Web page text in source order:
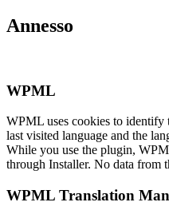
Annesso
WPML
WPML uses cookies to identify
last visited language and the
While you use the plugin,
through Installer. No data from
WPML Translation